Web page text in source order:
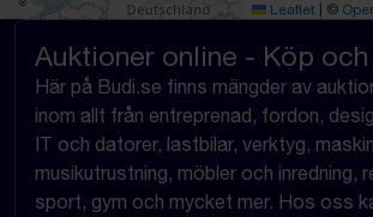
Leaflet ©
Auktioner online - Köp och
Här på Budi.se finns mängder av
inom allt från entreprenad, fordon,
IT och datorer, lastbilar, verktyg,
musikutrustning, möbler och inredning,
sport, gym och mycket mer. Hos oss